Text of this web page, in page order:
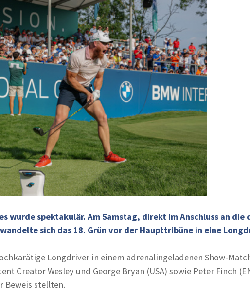
wurde spektakulär. Am Samstag, direkt im Anschluss an die
sich das 18. Grün vor der Haupttribüne in eine
Longdriver in einem adrenalingeladenen Show-
Creator Wesley und George Bryan (USA) sowie Peter Finch
Beweis stellten.